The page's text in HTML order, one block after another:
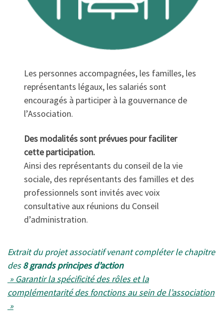
Les personnes accompagnées, les familles, les
représentants légaux, les salariés sont
encouragés à participer à la gouvernance de
l’Association.
Des modalités sont prévues pour faciliter
cette participation.
Ainsi des représentants du conseil de la vie
sociale, des représentants des familles et des
professionnels sont invités avec voix
consultative aux réunions du Conseil
d’administration.
Extrait du projet associatif venant compléter le chapitre
des8 grands principes d’action
» Garantir la spécificité des rôles et la
complémentarité des fonctions au sein de l’association
»